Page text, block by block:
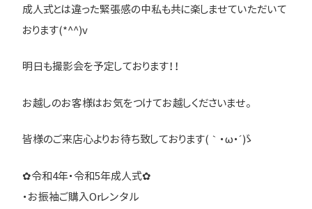
成人式とは違った緊張感の中私も共に楽しませていただいて
おります(*^^)v
明日も撮影会を予定しております！！
お越しのお客様はお気をつけてお越しくださいませ。
皆様のご来店心よりお待ち致しております(｀・ω・´)ゞ
✿令和4年・令和5年成人式✿
・お振袖ご購入Orレンタル